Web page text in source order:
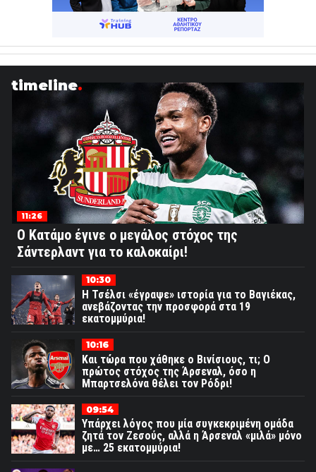
timeline
11:26
Ο Κατάμο έγινε ο μεγάλος στόχος της
Σάντερλαντ για το καλοκαίρι!
10:30
Η Τσέλσι «έγραψε» ιστορία για το Βαγιέκας,
ανεβάζοντας την προσφορά στα 19
εκατομμύρια!
10:16
Και τώρα που χάθηκε ο Βινίσιους, τι; Ο
πρώτος στόχος της Άρσεναλ, όσο η
Μπαρτσελόνα θέλει τον Ρόδρι!
09:54
Υπάρχει λόγος που μία συγκεκριμένη ομάδα
ζητά τον Ζεσούς, αλλά η Άρσεναλ «μιλά» μόνο
με… 25 εκατομμύρια!